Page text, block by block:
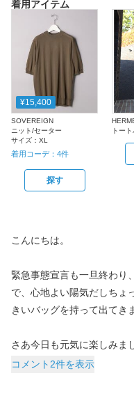
着用アイテム
¥15,400
SOVEREIGN
ニット/セーター
サイズ： XL
着用コーデ： 4件
探す
トー
こんにちは。
緊急事態宣言も一旦終わり
で、心地よい陽気だしちょ
きいバッグを持って出てき
さあ今日も元気に楽しみま
コメント2件を表示